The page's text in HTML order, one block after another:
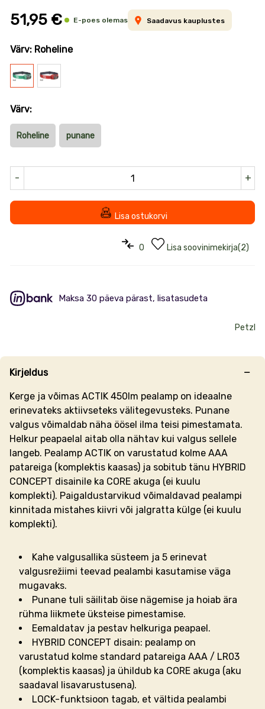
51,95 € E-poes olemas Saadavus kauplustes
Värv: Roheline
RohelinePunane
Värv:
Roheline punane
- +
Lisa ostukorvi
0 Lisa soovinimekirja(2)
Maksa 30 päeva pärast, lisatasudeta
Petzl
Kirjeldus
Kerge ja võimas ACTIK 450lm pealamp on ideaalne
erinevateks aktiivseteks välitegevusteks. Punane
valgus võimaldab näha öösel ilma teisi pimestamata.
Helkur peapaelal aitab olla nähtav kui valgus sellele
langeb. Pealamp ACTIK on varustatud kolme AAA
patareiga (komplektis kaasas) ja sobitub tänu HYBRID
CONCEPT disainile ka CORE akuga (ei kuulu
komplekti). Paigaldustarvikud võimaldavad pealampi
kinnitada mistahes kiivri või jalgratta külge (ei kuulu
komplekti).
Kahe valgusallika süsteem ja 5 erinevat
valgusrežiimi teevad pealambi kasutamise väga
mugavaks.
Punane tuli säilitab öise nägemise ja hoiab ära
rühma liikmete üksteise pimestamise.
Eemaldatav ja pestav helkuriga peapael.
HYBRID CONCEPT disain: pealamp on
varustatud kolme standard patareiga AAA / LR03
(komplektis kaasas) ja ühildub ka CORE akuga (aku
saadaval lisavarustusena).
LOCK-funktsioon tagab, et vältida pealambi